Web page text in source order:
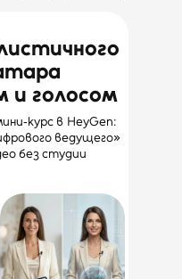
в HeyGen:
ведущего»
без студии
и голосом